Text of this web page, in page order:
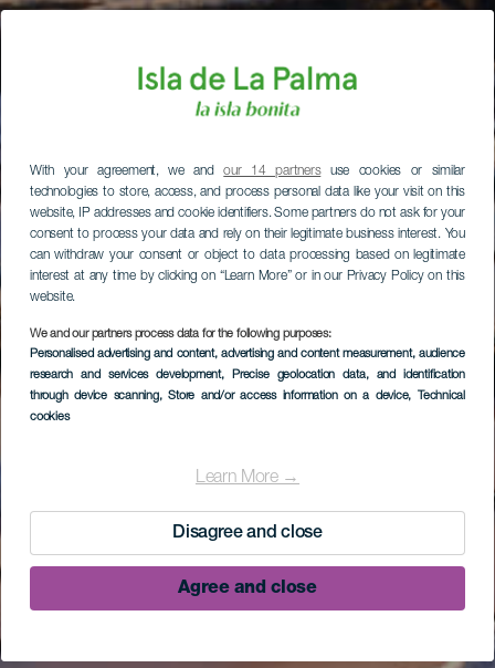
With your agreement, we andour 14 partnersuse cookies or similar
technologies to store, access, and process personal data like your visit on this
website, IP addresses and cookie identifiers. Some partners do not ask for your
consent to process your data and rely on their legitimate business interest. You
can withdraw your consent or object to data processing based on legitimate
interest at any time by clicking on “Learn More” or in our Privacy Policy on this
website.
We and our partners process data for the following purposes:
Personalised advertising and content, advertising and content measurement, audience
research and services development, Precise geolocation data, and identification
through device scanning, Store and/or access information on a device, Technical
cookies
Learn More →
Disagree and close
Agree and close